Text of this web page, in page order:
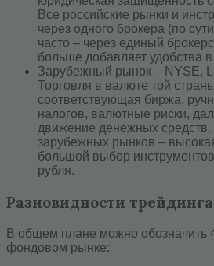
Все российские рынки и
через одного брокера (по
часто – через единый
больше добавляет удобства в
Зарубежный рынок – NYSE,
Торговля в валюте той
соответствующая биржа,
налогов, валютные риски,
движение денежных
зарубежных рынков –
большой выбор
рубля.
Разновидности трейдинга
В общем плане можно обозначить
фондовом рынке: